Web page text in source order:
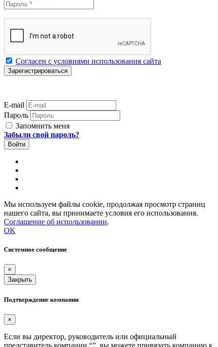
Согласен с условиями использования сайта
E-mail
Пароль
Запомнить меня
Забыли свой пароль?
Мы используем файлы cookie, продолжая просмотр страниц
нашего сайта, вы принимаете условия его использования.
Соглашение об использовании.
OK
Системное сообщение
×
Закрыть
Подтверждение компании
×
Если вы директор, руководитель или официальный
представитель компании “”, вы можете привязать компанию к